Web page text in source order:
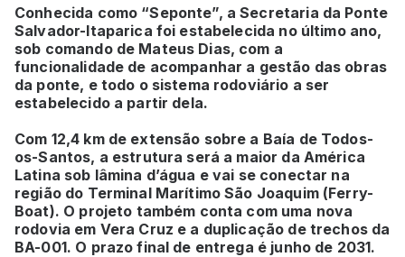
Conhecida como “Seponte”, a Secretaria da Ponte
Salvador-Itaparica foi estabelecida no último ano,
sob comando de Mateus Dias, com a
funcionalidade de acompanhar a gestão das obras
da ponte, e todo o sistema rodoviário a ser
estabelecido a partir dela.
Com 12,4 km de extensão sobre a Baía de Todos-
os-Santos, a estrutura será a maior da América
Latina sob lâmina d’água e vai se conectar na
região do Terminal Marítimo São Joaquim (Ferry-
Boat). O projeto também conta com uma nova
rodovia em Vera Cruz e a duplicação de trechos da
BA-001. O prazo final de entrega é junho de 2031.